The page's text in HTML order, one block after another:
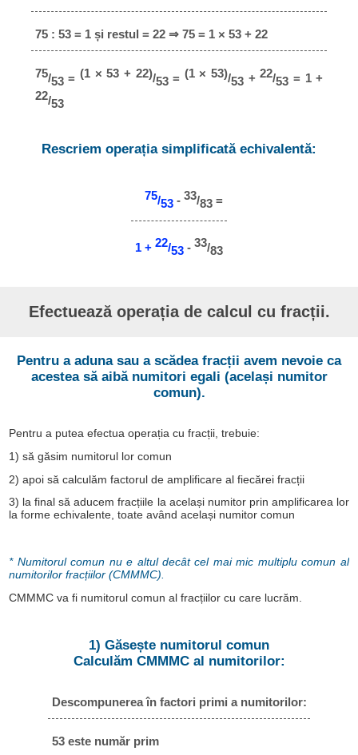
75 : 53 = 1 și restul = 22 ⇒ 75 = 1 × 53 + 22
75/53= (1 × 53 + 22)/53= (1 × 53)/53 +22/53 = 1 +
22/53
Rescriem operația simplificată echivalentă:
75/53 - 33/83 =
1 + 22/53 - 33/83
Efectuează operația de calcul cu fracții.
Pentru a aduna sau a scădea fracții avem nevoie ca
acestea să aibă numitori egali (același numitor
comun).
Pentru a putea efectua operația cu fracții, trebuie:
1) să găsim numitorul lor comun
2) apoi să calculăm factorul de amplificare al fiecărei fracții
3) la final să aducem fracțiile la același numitor prin amplificarea lor
la forme echivalente, toate având același numitor comun
* Numitorul comun nu e altul decât cel mai mic multiplu comun al
numitorilor fracțiilor (CMMMC).
CMMMC va fi numitorul comun al fracțiilor cu care lucrăm.
1) Găsește numitorul comun
Calculăm CMMMC al numitorilor:
Descompunerea în factori primi a numitorilor:
53 este număr prim